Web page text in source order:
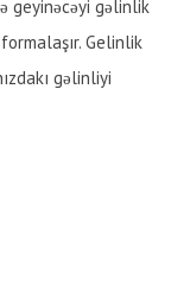
geyinəcəyi gəlinlik
Gelinlik
gəlinliyi